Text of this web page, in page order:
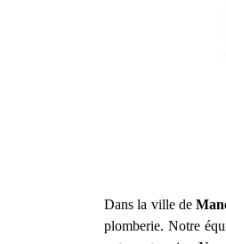
Dans la ville de
plomberie. Notre